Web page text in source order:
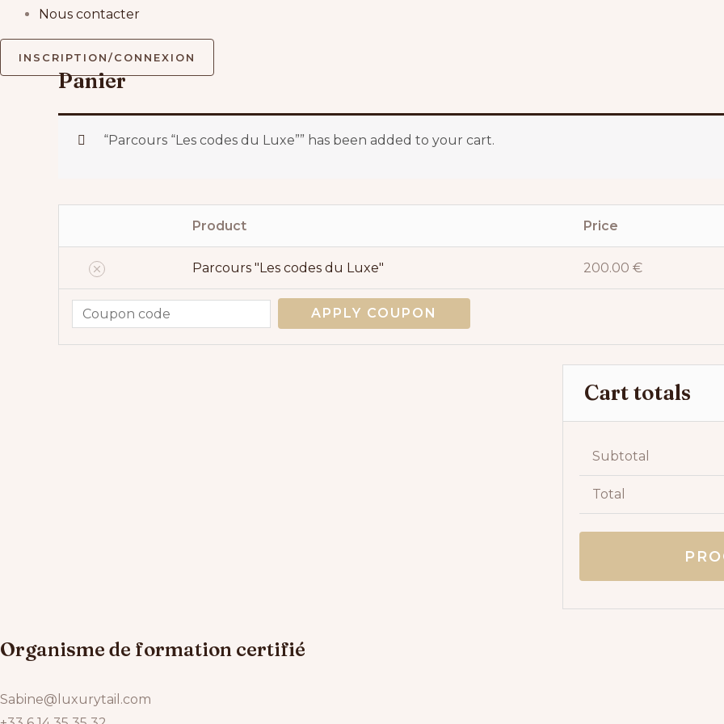
Nous contacter
INSCRIPTION/CONNEXION
Panier
“Parcours “Les codes du Luxe”” has been added to your cart.
item
Product Price
Parcours "Les codes du Luxe" 200.00 €
APPLY COUPON
Cart totals
Subtotal
Total
Organisme de formation certifié
Sabine@luxurytail.com